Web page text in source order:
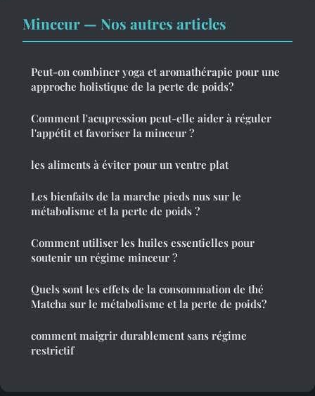
Minceur — Nos autres articles
Peut-on combiner yoga et aromathérapie pour une
approche holistique de la perte de poids?
Comment l'acupression peut-elle aider à réguler
l'appétit et favoriser la minceur ?
les aliments à éviter pour un ventre plat
Les bienfaits de la marche pieds nus sur le
métabolisme et la perte de poids ?
Comment utiliser les huiles essentielles pour
soutenir un régime minceur ?
Quels sont les effets de la consommation de thé
Matcha sur le métabolisme et la perte de poids?
comment maigrir durablement sans régime
restrictif